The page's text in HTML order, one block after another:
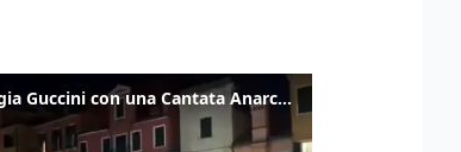
Venezia omaggia Guccini con una Cantata Anarchica in campo Santa Margherita